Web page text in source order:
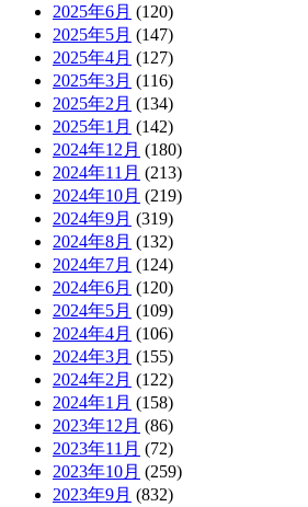
2025年6月 (120)
2025年5月 (147)
2025年4月 (127)
2025年3月 (116)
2025年2月 (134)
2025年1月 (142)
2024年12月 (180)
2024年11月 (213)
2024年10月 (219)
2024年9月 (319)
2024年8月 (132)
2024年7月 (124)
2024年6月 (120)
2024年5月 (109)
2024年4月 (106)
2024年3月 (155)
2024年2月 (122)
2024年1月 (158)
2023年12月 (86)
2023年11月 (72)
2023年10月 (259)
2023年9月 (832)